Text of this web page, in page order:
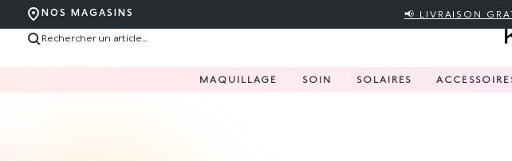
NOS MAGASINS 📢 LIVRAISON
MAQUILLAGE SOIN SOLAIRES